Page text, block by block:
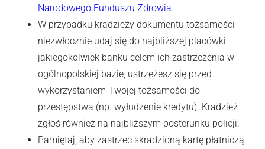
Narodowego Funduszu Zdrowia.
W przypadku kradzieży dokumentu tożsamości
niezwłocznie udaj się do najbliższej placówki
jakiegokolwiek banku celem ich zastrzeżenia w
ogólnopolskiej bazie, ustrzeżesz się przed
wykorzystaniem Twojej tożsamości do
przestępstwa (np. wyłudzenie kredytu). Kradzież
zgłoś również na najbliższym posterunku policji.
Pamiętaj, aby zastrzec skradzioną kartę płatniczą.